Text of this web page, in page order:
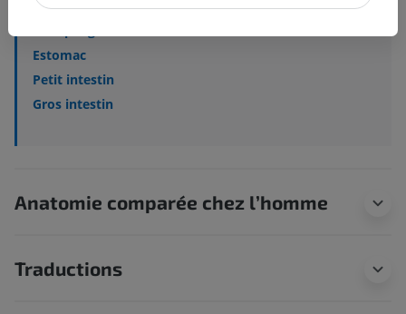
Structures sous-jacentes :
Estomac
Petit intestin
Gros intestin
Anatomie comparée chez l’homme
Traductions